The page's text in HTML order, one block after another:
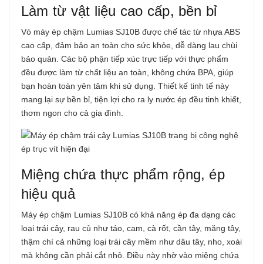
Làm từ vật liệu cao cấp, bền bỉ
Vỏ máy ép chậm Lumias SJ10B được chế tác từ nhựa ABS
cao cấp, đảm bảo an toàn cho sức khỏe, dễ dàng lau chùi
bảo quản. Các bộ phận tiếp xúc trực tiếp với thực phẩm
đều được làm từ chất liệu an toàn, không chứa BPA, giúp
bạn hoàn toàn yên tâm khi sử dụng. Thiết kế tinh tế này
mang lại sự bền bỉ, tiện lợi cho ra ly nước ép đều tinh khiết,
thơm ngon cho cả gia đình.
Miệng chứa thực phẩm rộng, ép
hiệu quả
Máy ép chậm Lumias SJ10B có khả năng ép đa dạng các
loại trái cây, rau củ như táo, cam, cà rốt, cần tây, măng tây,
thậm chí cả những loại trái cây mềm như dâu tây, nho, xoài
mà không cần phải cắt nhỏ. Điều này nhờ vào miệng chứa